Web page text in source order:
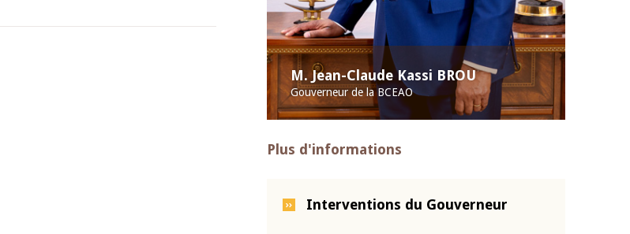
M. Jean-Claude Kassi BROU
Gouverneur de la BCEAO
Plus d'informations
Interventions du Gouverneur